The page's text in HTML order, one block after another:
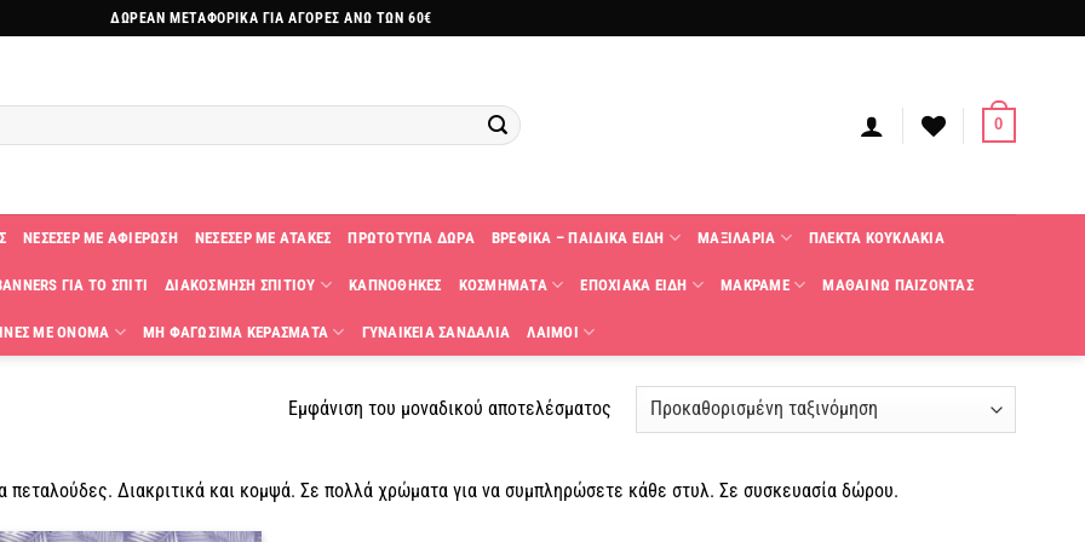
ΔΩΡΕΑΝ ΜΕΤΑΦΟΡΙΚΑ ΓΙΑ ΑΓΟΡΕΣ ΑΝΩ ΤΩΝ 60€
0
ΝΕΣΕΣΕΡ ΜΕ ΑΦΙΕΡΩΣΗ ΝΕΣΕΣΕΡ ΜΕ ΑΤΑΚΕΣ ΠΡΩΤΟΤΥΠΑ ΔΩΡΑ ΒΡΕΦΙΚΑ – ΠΑΙΔΙΚΑ ΕΙΔΗ ΜΑΞΙΛΑΡΙΑ ΠΛΕΚΤΑ KΟΥΚΛΑΚΙΑ
ΓΙΑ ΤΟ ΣΠΙΤΙ ΔΙΑΚΟΣΜΗΣΗ ΣΠΙΤΙΟΥ ΚΑΠΝΟΘΗΚΕΣ ΚΟΣΜΗΜΑΤΑ ΕΠΟΧΙΑΚΑ ΕΙΔΗ ΜΑΚΡΑΜΕ ΜΑΘΑΙΝΩ ΠΑΙΖΟΝΤΑΣ
ΜΕ ΟΝΟΜΑ ΜΗ ΦΑΓΩΣΙΜΑ ΚΕΡΑΣΜΑΤΑ ΓΥΝΑΙΚΕΙΑ ΣΑΝΔΑΛΙΑ ΛΑΙΜΟΙ
Εμφάνιση του μοναδικού αποτελέσματος
πεταλούδες. Διακριτικά και κομψά. Σε πολλά χρώματα για να συμπληρώσετε κάθε στυλ. Σε συσκευασία δώρου.